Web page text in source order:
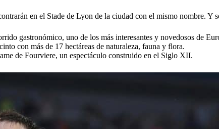
en el Stade de Lyon de la ciudad con el mismo nombre. Y
gastronómico, uno de los más interesantes y novedosos de
con más de 17 hectáreas de naturaleza, fauna y flora.
de Fourviere, un espectáculo construido en el Siglo XII.